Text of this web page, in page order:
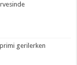
gerilerken